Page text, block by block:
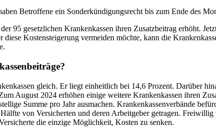
Betroffene ein Sonderkündigungsrecht bis zum Ende des
95 gesetzlichen Krankenkassen ihren Zusatzbeitrag erhöht.
diese Kostensteigerung vermeiden möchte, kann die
gleich. Er liegt einheitlich bei 14,6 Prozent. Darüber
August 2024 erhöhen einige weitere Krankenkassen ihren
Summe pro Jahr ausmachen. Krankenkassenverbände
von Versicherten und deren Arbeitgeber getragen.
die einzige Möglichkeit, Kosten zu senken.